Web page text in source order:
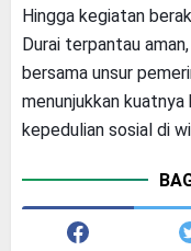
Hingga kegiatan
Durai terpantau
bersama unsur
menunjukkan
kepedulian sosial di